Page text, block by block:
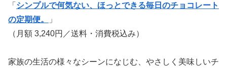
「 シンプルで何気ない、ほっとできる毎日のチョコレート
の定期便。
」
（月額 3,240円／送料・消費税込み）
家族の生活の様々なシーンになじむ、やさしく美味しいチ